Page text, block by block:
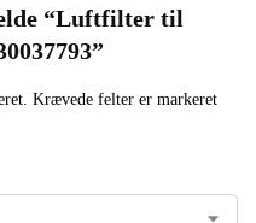
“Luftfilter til
Krævede felter er markeret